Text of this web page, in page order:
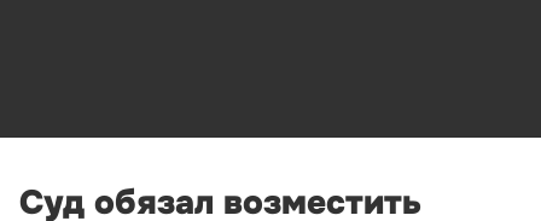
Суд обязал возместить